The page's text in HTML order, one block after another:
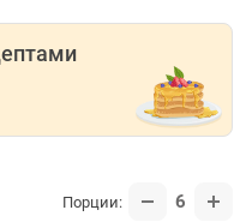
Порции: 6